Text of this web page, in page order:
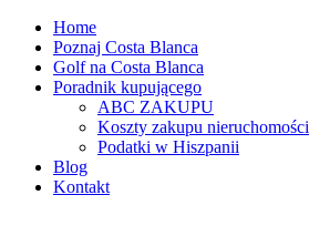
Home
Poznaj Costa Blanca
Golf na Costa Blanca
Poradnik kupującego
ABC ZAKUPU
Koszty zakupu nieruchomości
Podatki w Hiszpanii
Blog
Kontakt